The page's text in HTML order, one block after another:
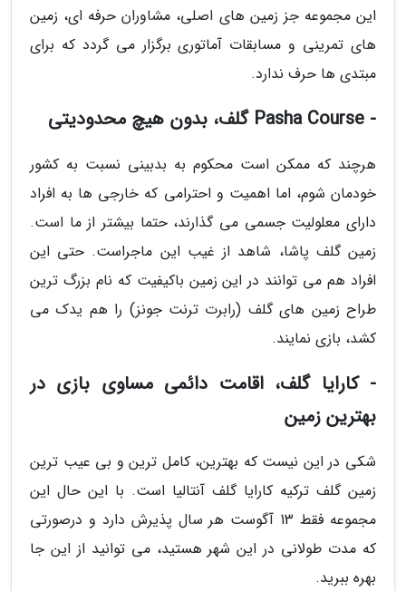
این مجموعه جز زمین های اصلی، مشاوران حرفه ای، زمین
های تمرینی و مسابقات آماتوری برگزار می گردد که برای
مبتدی ها حرف ندارد.
- Pasha Course گلف، بدون هیچ محدودیتی
هرچند که ممکن است محکوم به بدبینی نسبت به کشور
خودمان شوم، اما اهمیت و احترامی که خارجی ها به افراد
دارای معلولیت جسمی می گذارند، حتما بیشتر از ما است.
زمین گلف پاشا، شاهد از غیب این ماجراست. حتی این
افراد هم می توانند در این زمین باکیفیت که نام بزرگ ترین
طراح زمین های گلف (رابرت ترنت جونز) را هم یدک می
کشد، بازی نمایند.
- کارایا گلف، اقامت دائمی مساوی بازی در
بهترین زمین
شکی در این نیست که بهترین، کامل ترین و بی عیب ترین
زمین گلف ترکیه کارایا گلف آنتالیا است. با این حال این
مجموعه فقط 13 آگوست هر سال پذیرش دارد و درصورتی
که مدت طولانی در این شهر هستید، می توانید از این جا
بهره ببرید.